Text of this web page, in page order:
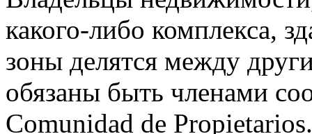
какого-либо комплекса,
зоны делятся между
обязаны быть членами
Comunidad de